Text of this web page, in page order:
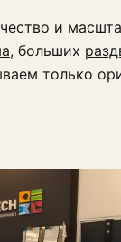
и
, больших
только